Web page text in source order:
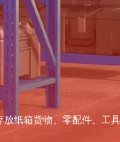
纸箱货物、零配件、工